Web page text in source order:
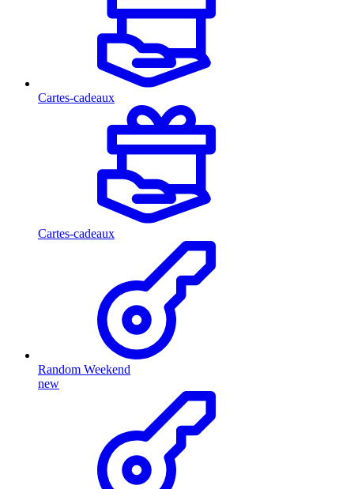
Cartes-cadeaux
Cartes-cadeaux
Random Weekend
new